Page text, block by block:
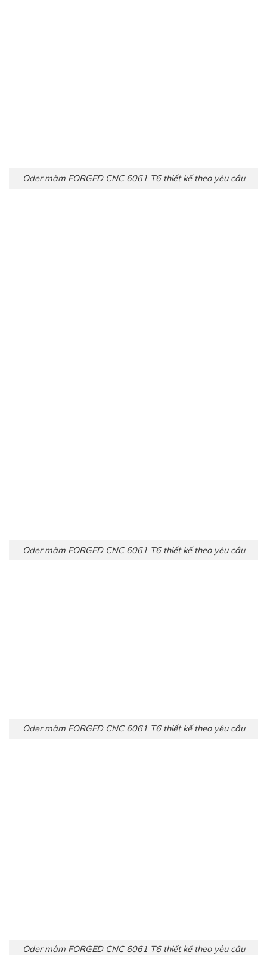
Oder mâm FORGED CNC 6061 T6 thiết kế theo yêu cầu
Oder mâm FORGED CNC 6061 T6 thiết kế theo yêu cầu
Oder mâm FORGED CNC 6061 T6 thiết kế theo yêu cầu
Oder mâm FORGED CNC 6061 T6 thiết kế theo yêu cầu